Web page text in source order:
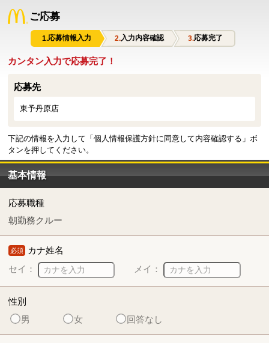
ご応募
応募情報入力 入力内容確認 応募完了
カンタン入力で応募完了！
応募先
東予丹原店
下記の情報を入力して「個人情報保護方針に同意して内容確認する」ボ
タンを押してください。
基本情報
応募職種
朝勤務クルー
必須 カナ姓名
セイ：
メイ：
性別
男
女 回答なし